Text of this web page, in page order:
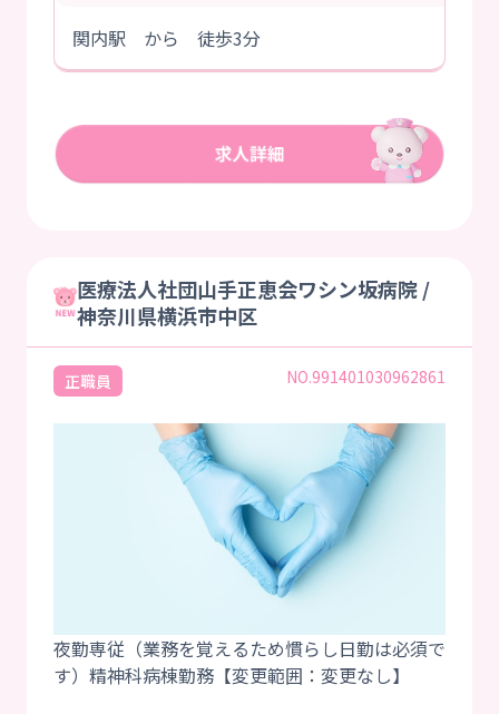
関内駅 から 徒歩3分
医療法人社団山手正恵会ワシン坂病院 /
神奈川県横浜市中区
正職員 NO.991401030962861
夜勤専従（業務を覚えるため慣らし日勤は必須で